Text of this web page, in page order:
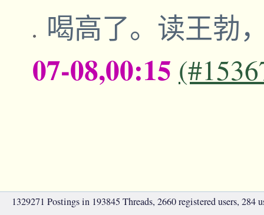
喝高了。读王勃
07-08,00:15
1329271 Postings in 193845 Threads, 2660 registered users, 284